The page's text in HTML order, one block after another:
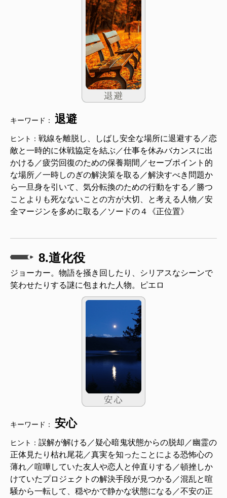
キーワード： 退避
ヒント： 戦線を離脱し、しばし安全な場所に退避する／恋
敵と一時的に休戦協定を結ぶ／仕事を休みバカンスに出
かける／疲労回復のための保養期間／セーブポイント的
な場所／一時しのぎの解決策を取る／解決すべき問題か
ら一旦身を引いて、気分転換のための行動をする／勝つ
ことよりも死なないことの方が大切、と考える人物／安
全マージンを多めに取る／ソードの４《正位置》
8.道化役
ジョーカー。物語を掻き回したり、シリアスなシーンで
笑わせたりする謎に包まれた人物。ピエロ
キーワード： 安心
ヒント： 誤解が解ける／疑心暗鬼状態からの脱却／幽霊の
正体見たり枯れ尾花／真実を知ったことによる恐怖心の
薄れ／喧嘩していた友人や恋人と仲直りする／頓挫しか
けていたプロジェクトの解決手段が見つかる／混乱と喧
騒から一転して、穏やかで静かな状態になる／不安の正